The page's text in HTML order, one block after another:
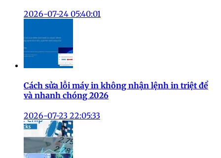
2026-07-24 05:40:01
Cách sửa lỗi máy in không nhận lệnh in triệt để
và nhanh chóng 2026
2026-07-23 22:05:33